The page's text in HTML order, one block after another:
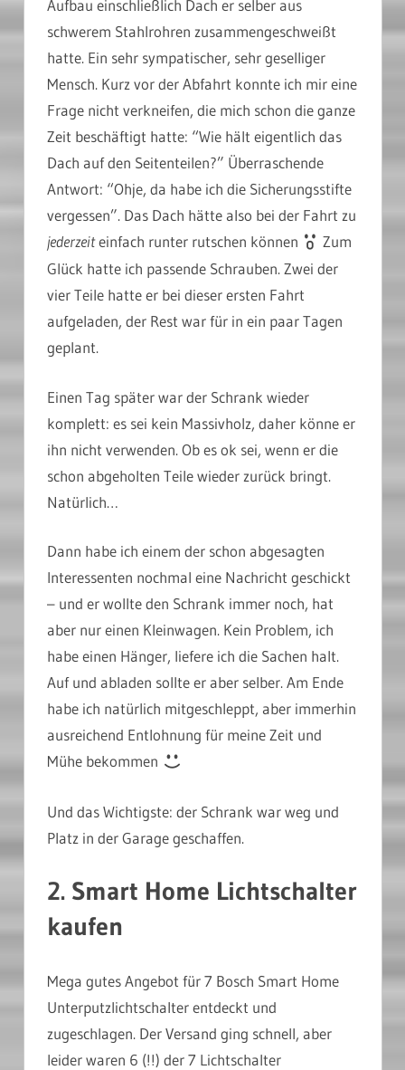
Aufbau einschließlich Dach er selber aus
schwerem Stahlrohren zusammengeschweißt
hatte. Ein sehr sympatischer, sehr geselliger
Mensch. Kurz vor der Abfahrt konnte ich mir eine
Frage nicht verkneifen, die mich schon die ganze
Zeit beschäftigt hatte: “Wie hält eigentlich das
Dach auf den Seitenteilen?” Überraschende
Antwort: “Ohje, da habe ich die Sicherungsstifte
vergessen”. Das Dach hätte also bei der Fahrt zu
jederzeiteinfach runter rutschen können
Zum
Glück hatte ich passende Schrauben. Zwei der
vier Teile hatte er bei dieser ersten Fahrt
aufgeladen, der Rest war für in ein paar Tagen
geplant.
Einen Tag später war der Schrank wieder
komplett: es sei kein Massivholz, daher könne er
ihn nicht verwenden. Ob es ok sei, wenn er die
schon abgeholten Teile wieder zurück bringt.
Natürlich…
Dann habe ich einem der schon abgesagten
Interessenten nochmal eine Nachricht geschickt
– und er wollte den Schrank immer noch, hat
aber nur einen Kleinwagen. Kein Problem, ich
habe einen Hänger, liefere ich die Sachen halt.
Auf und abladen sollte er aber selber. Am Ende
habe ich natürlich mitgeschleppt, aber immerhin
ausreichend Entlohnung für meine Zeit und
Mühe bekommen
Und das Wichtigste: der Schrank war weg und
Platz in der Garage geschaffen.
2. Smart Home Lichtschalter
kaufen
Mega gutes Angebot für 7 Bosch Smart Home
Unterputzlichtschalter entdeckt und
zugeschlagen. Der Versand ging schnell, aber
leider waren 6 (!!) der 7 Lichtschalter